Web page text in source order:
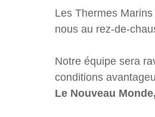
Les Thermes
nous au rez-de-
Notre équipe sera
conditions
Le Nouveau